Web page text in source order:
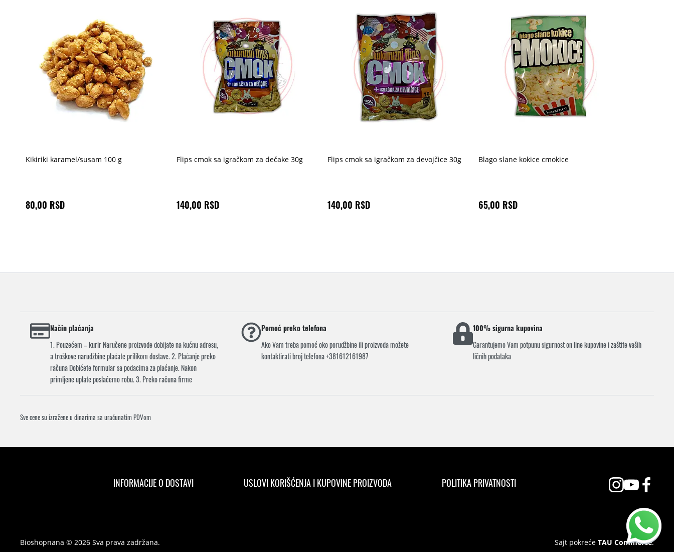
Kikiriki karamel/susam 100 g
80,00 RSD
Flips cmok sa igračkom za dečake 30g
140,00 RSD
Flips cmok sa igračkom za devojčice 30g
140,00 RSD
Blago slane kokice cmokice
65,00 RSD
Način plaćanja
1. Pouzećem – kurir Naručene proizvode dobijate na kućnu adresu,
a troškove narudžbine plaćate prilikom dostave. 2. Plaćanje preko
računa Dobićete formular sa podacima za plaćanje. Nakon
primljene uplate poslaćemo robu. 3. Preko računa firme
Pomoć preko telefona
Ako Vam treba pomoć oko porudžbine ili proizvoda možete
kontaktirati broj telefona +381612161987
100% sigurna kupovina
Garantujemo Vam potpunu sigurnost on line kupovine i zaštite vaših
ličnih podataka
Sve cene su izražene u dinarima sa uračunatim PDVom
INFORMACIJE O DOSTAVI USLOVI KORIŠĆENJA I KUPOVINE PROIZVODA POLITIKA PRIVATNOSTI
Bioshopnana © 2026 Sva prava zadržana. Sajt pokreće TAU Commerce.